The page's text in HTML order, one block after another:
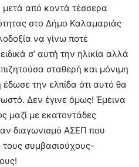
από κοντά τέσσερα
στο Δήμο Καλαμαριάς
να γίνω ποτέ
σ’ αυτή την ηλικία αλλά
σταθερή και μόνιμη
την ελπίδα ότι αυτό θα
σωστό. Δεν έγινε όμως! Έμεινα
μαζί με εκατοντάδες
διαγωνισμό ΑΣΕΠ που
τους συμβασιούχους-